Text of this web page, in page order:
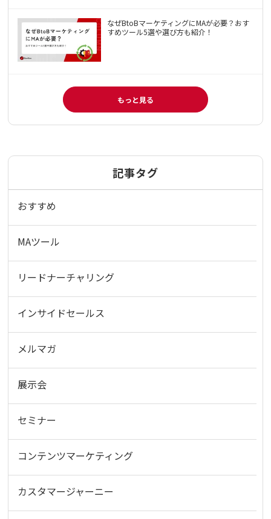
なぜBtoBマーケティングにMAが必要？おす
すめツール5選や選び方も紹介！
もっと見る
記事タグ
おすすめ
MAツール
リードナーチャリング
インサイドセールス
メルマガ
展示会
セミナー
コンテンツマーケティング
カスタマージャーニー